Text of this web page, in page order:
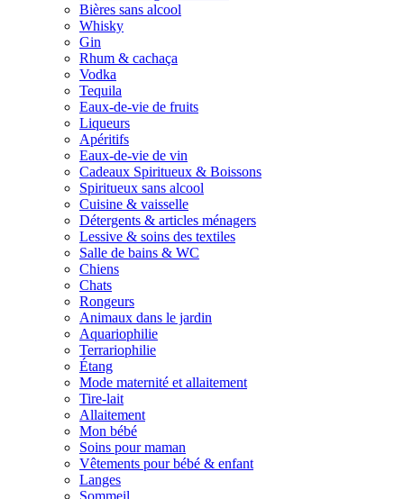
Bières sans alcool
Whisky
Gin
Rhum & cachaça
Vodka
Tequila
Eaux-de-vie de fruits
Liqueurs
Apéritifs
Eaux-de-vie de vin
Cadeaux Spiritueux & Boissons
Spiritueux sans alcool
Cuisine & vaisselle
Détergents & articles ménagers
Lessive & soins des textiles
Salle de bains & WC
Chiens
Chats
Rongeurs
Animaux dans le jardin
Aquariophilie
Terrariophilie
Étang
Mode maternité et allaitement
Tire-lait
Allaitement
Mon bébé
Soins pour maman
Vêtements pour bébé & enfant
Langes
Sommeil